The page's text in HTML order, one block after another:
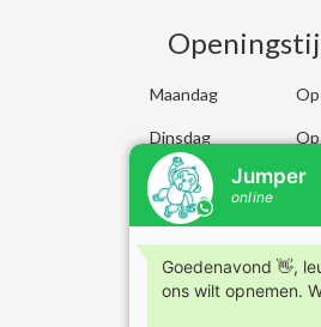
Maandag
Dinsdag
Woensdag Op
Donderdag
Vrijdag Op